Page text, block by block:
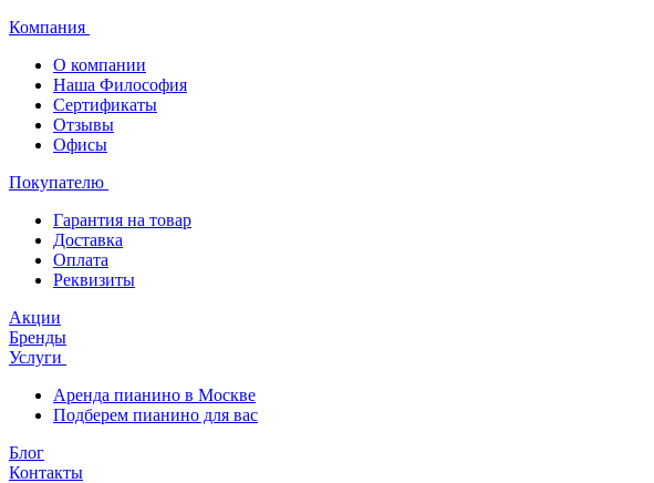
Компания
О компании
Наша Философия
Сертификаты
Отзывы
Офисы
Покупателю
Гарантия на товар
Доставка
Оплата
Реквизиты
Акции
Бренды
Услуги
Аренда пианино в Москве
Подберем пианино для вас
Блог
Контакты